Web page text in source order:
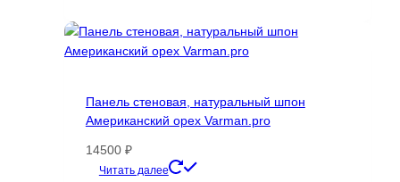
–
37000 ₽
имеет
несколько
можно
выбрать
Панель стеновая, натуральный шпон
Американский орех Varman.pro
14500 ₽
Читать далее